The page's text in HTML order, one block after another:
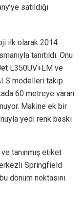
satıldığı
ilk olarak 2014
tanıtıldı. Onu
L350UV+LM ve
S modelleri takip
60 metreye varan
Makine ek bir
yedi renk baskı
tanınmış etiket
Springfield
dönüm noktasını